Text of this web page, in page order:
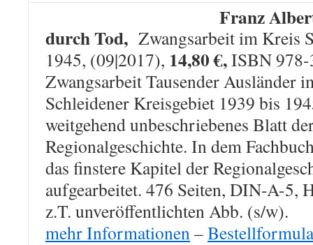
Franz
durch Tod, Zwangsarbeit im Kreis
1945, (09|2017), 14,80 €,ISBN
Zwangsarbeit Tausender Ausländer
Schleidener Kreisgebiet 1939 bis
weitgehend unbeschriebenes Blatt
Regionalgeschichte. In dem
das finstere Kapitel der
aufgearbeitet. 476 Seiten, DIN-A-5,
z.T. unveröffentlichten Abb. (s/w).
mehr Informationen–